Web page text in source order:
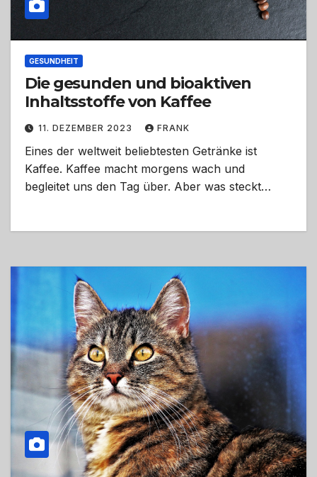
GESUNDHEIT
Die gesunden und bioaktiven
Inhaltsstoffe von Kaffee
11. DEZEMBER 2023 FRANK
Eines der weltweit beliebtesten Getränke ist
Kaffee. Kaffee macht morgens wach und
begleitet uns den Tag über. Aber was steckt…